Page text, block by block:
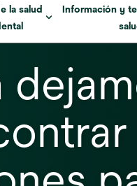
la salud
Información y